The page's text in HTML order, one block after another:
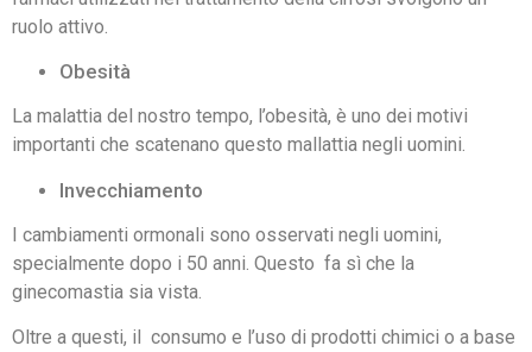
ruolo attivo.
Obesità
La malattia del nostro tempo, l’obesità, è uno dei motivi
importanti che scatenano questo mallattia negli uomini.
Invecchiamento
I cambiamenti ormonali sono osservati negli uomini,
specialmente dopo i 50 anni. Questo fa sì che la
ginecomastia sia vista.
Oltre a questi, il consumo e l’uso di prodotti chimici o a base